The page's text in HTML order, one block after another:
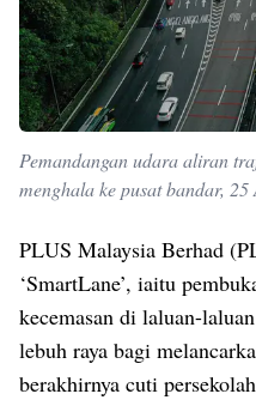
Pemandangan udara aliran
menghala ke pusat bandar,
PLUS Malaysia Berhad
‘SmartLane’, iaitu
kecemasan di laluan-
lebuh raya bagi
berakhirnya cuti